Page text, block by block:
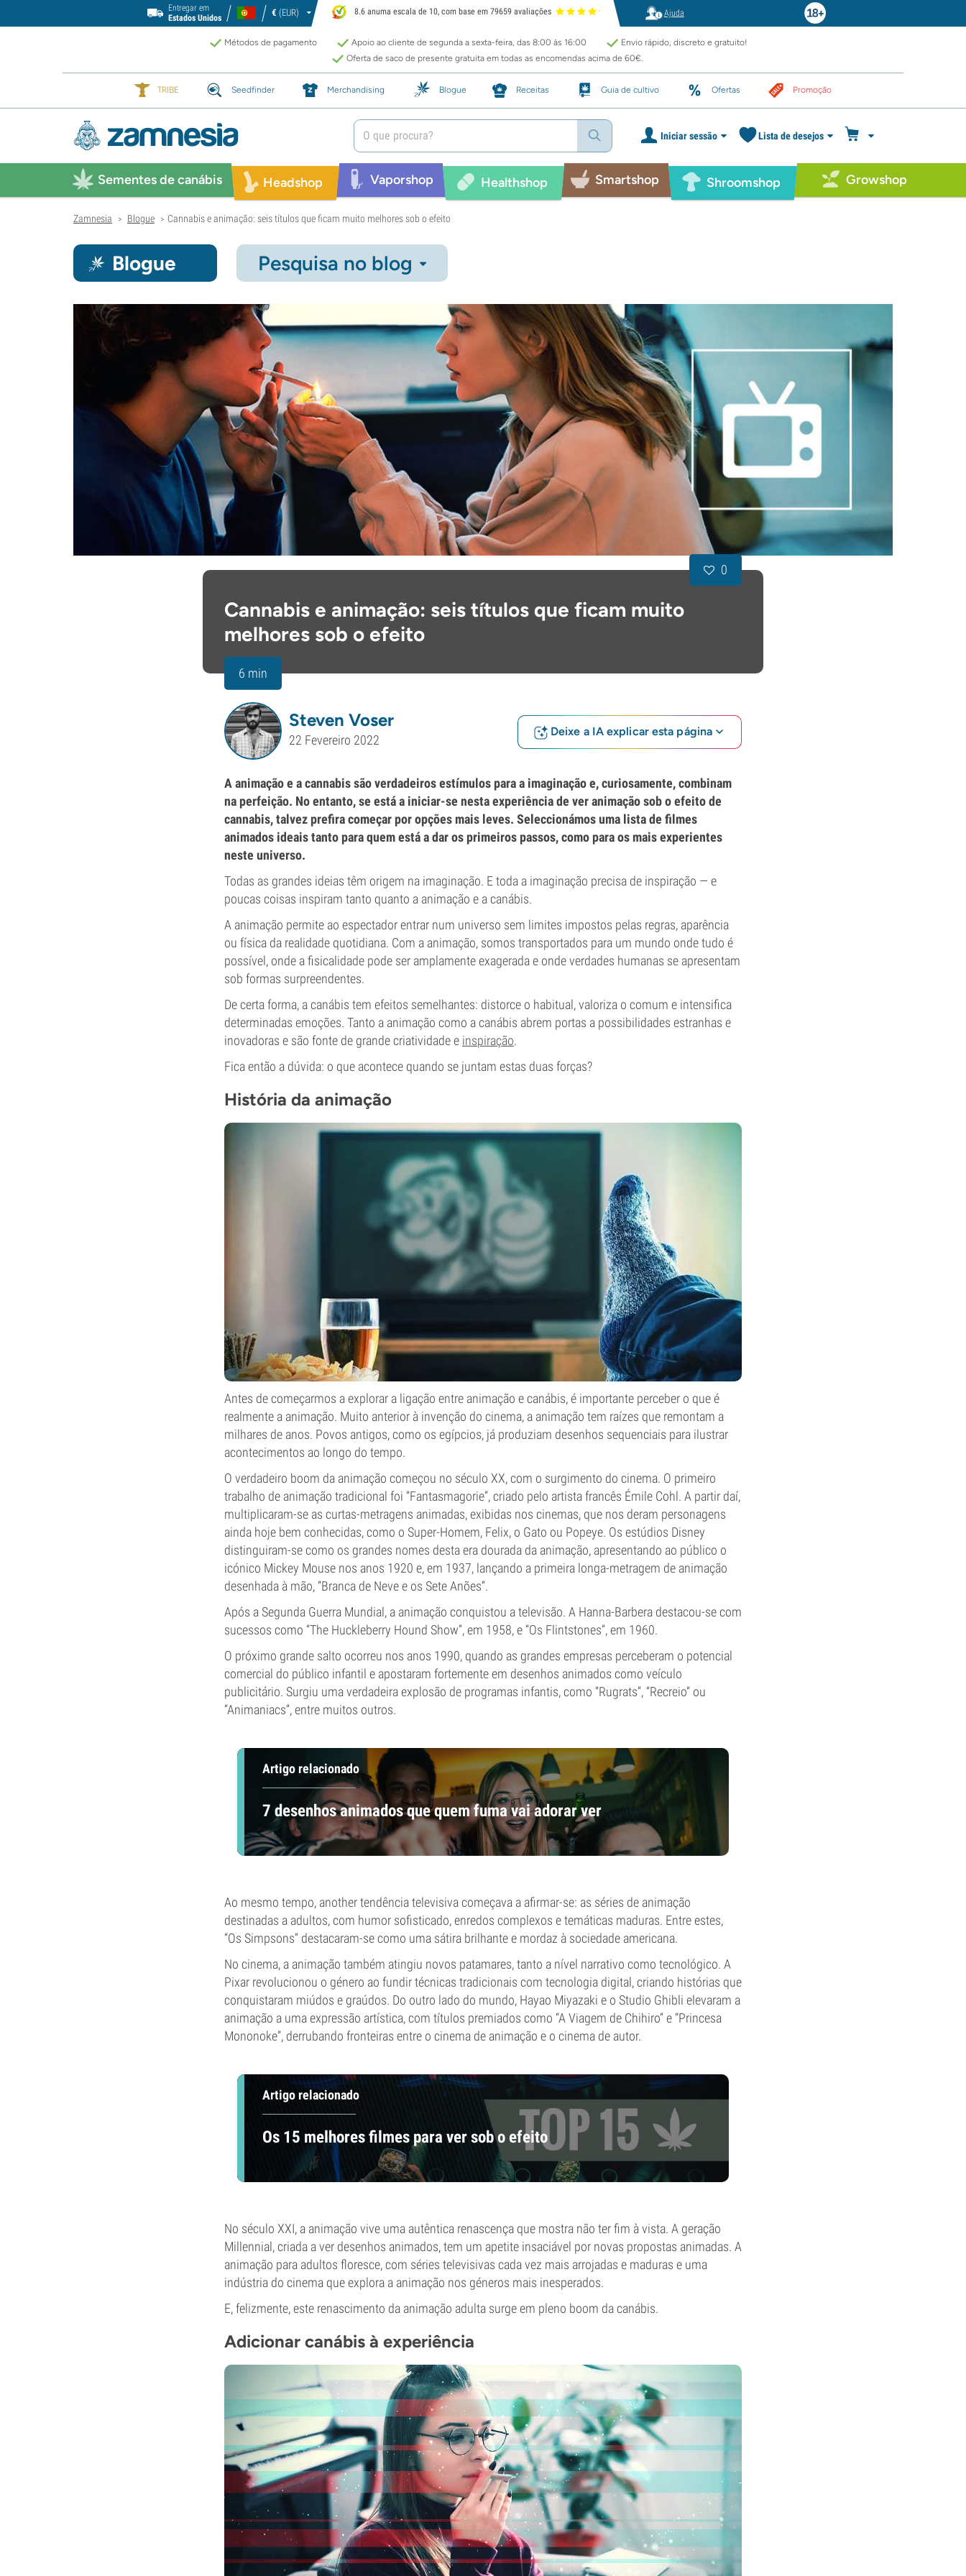
Entregar em
Estados Unidos
€ (EUR) 8.6 anuma escala de 10, com base em 79659 avaliações Ajuda
Métodos de pagamento Apoio ao cliente de segunda a sexta-feira, das 8:00 às 16:00
Envio rápido, discreto e gratuito!
Oferta de saco de presente gratuita em todas as encomendas acima de 60€.
TRIBE Seedfinder Merchandising Blogue Receitas Guia de cultivo Ofertas Promoção
Iniciar sessão Lista de desejos
Sementes de canábis Headshop Vaporshop Healthshop Smartshop Shroomshop Growshop
Zamnesia > Blogue > Cannabis e animação: seis títulos que ficam muito melhores sob o efeito
Blogue Pesquisa no blog
Cannabis e animação: seis títulos que ficam muito
melhores sob o efeito
6 min
0
Steven Voser
22 Fevereiro 2022
Deixe a IA explicar esta página
A animação e a cannabis são verdadeiros estímulos para a imaginação e, curiosamente, combinam
na perfeição. No entanto, se está a iniciar-se nesta experiência de ver animação sob o efeito de
cannabis, talvez prefira começar por opções mais leves. Seleccionámos uma lista de filmes
animados ideais tanto para quem está a dar os primeiros passos, como para os mais experientes
neste universo.
Todas as grandes ideias têm origem na imaginação. E toda a imaginação precisa de inspiração — e
poucas coisas inspiram tanto quanto a animação e a canábis.
A animação permite ao espectador entrar num universo sem limites impostos pelas regras, aparência
ou física da realidade quotidiana. Com a animação, somos transportados para um mundo onde tudo é
possível, onde a fisicalidade pode ser amplamente exagerada e onde verdades humanas se apresentam
sob formas surpreendentes.
De certa forma, a canábis tem efeitos semelhantes: distorce o habitual, valoriza o comum e intensifica
determinadas emoções. Tanto a animação como a canábis abrem portas a possibilidades estranhas e
inovadoras e são fonte de grande criatividade e inspiração.
Fica então a dúvida: o que acontece quando se juntam estas duas forças?
História da animação
Antes de começarmos a explorar a ligação entre animação e canábis, é importante perceber o que é
realmente a animação. Muito anterior à invenção do cinema, a animação tem raízes que remontam a
milhares de anos. Povos antigos, como os egípcios, já produziam desenhos sequenciais para ilustrar
acontecimentos ao longo do tempo.
O verdadeiro boom da animação começou no século XX, com o surgimento do cinema. O primeiro
trabalho de animação tradicional foi “Fantasmagorie”, criado pelo artista francês Émile Cohl. A partir daí,
multiplicaram-se as curtas-metragens animadas, exibidas nos cinemas, que nos deram personagens
ainda hoje bem conhecidas, como o Super-Homem, Felix, o Gato ou Popeye. Os estúdios Disney
distinguiram-se como os grandes nomes desta era dourada da animação, apresentando ao público o
icónico Mickey Mouse nos anos 1920 e, em 1937, lançando a primeira longa-metragem de animação
desenhada à mão, “Branca de Neve e os Sete Anões”.
Após a Segunda Guerra Mundial, a animação conquistou a televisão. A Hanna-Barbera destacou-se com
sucessos como “The Huckleberry Hound Show”, em 1958, e “Os Flintstones”, em 1960.
O próximo grande salto ocorreu nos anos 1990, quando as grandes empresas perceberam o potencial
comercial do público infantil e apostaram fortemente em desenhos animados como veículo
publicitário. Surgiu uma verdadeira explosão de programas infantis, como “Rugrats”, “Recreio” ou
“Animaniacs”, entre muitos outros.
Artigo relacionado
7 desenhos animados que quem fuma vai adorar ver
Ao mesmo tempo, another tendência televisiva começava a afirmar-se: as séries de animação
destinadas a adultos, com humor sofisticado, enredos complexos e temáticas maduras. Entre estes,
“Os Simpsons” destacaram-se como uma sátira brilhante e mordaz à sociedade americana.
No cinema, a animação também atingiu novos patamares, tanto a nível narrativo como tecnológico. A
Pixar revolucionou o género ao fundir técnicas tradicionais com tecnologia digital, criando histórias que
conquistaram miúdos e graúdos. Do outro lado do mundo, Hayao Miyazaki e o Studio Ghibli elevaram a
animação a uma expressão artística, com títulos premiados como “A Viagem de Chihiro” e “Princesa
Mononoke”, derrubando fronteiras entre o cinema de animação e o cinema de autor.
Artigo relacionado
Os 15 melhores filmes para ver sob o efeito
No século XXI, a animação vive uma autêntica renascença que mostra não ter fim à vista. A geração
Millennial, criada a ver desenhos animados, tem um apetite insaciável por novas propostas animadas. A
animação para adultos floresce, com séries televisivas cada vez mais arrojadas e maduras e uma
indústria do cinema que explora a animação nos géneros mais inesperados.
E, felizmente, este renascimento da animação adulta surge em pleno boom da canábis.
Adicionar canábis à experiência